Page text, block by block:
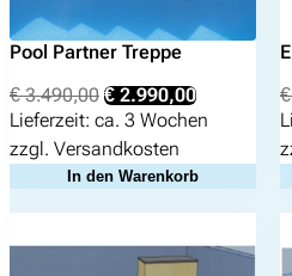
Pool Partner Treppe
€3.490,00 Ursprünglicher
Preis
war:
€ 3.490,00
€ 2.990,00Aktueller
Preis
€ 2.990,00.
Lieferzeit: ca. 3 Wochen
zzgl. Versandkosten
In den Warenkorb
€